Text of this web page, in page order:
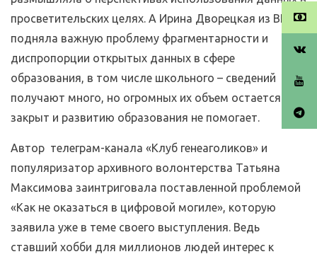
просветительских целях. А Ирина Дворецкая из ВШЭ
подняла важную проблему фрагментарности и
диспропорции открытых данных в сфере
образования, в том числе школьного – сведений
получают много, но огромных их объем остается
закрыт и развитию образования не помогает.
Автор телеграм-канала «Клуб генеаголиков» и
популяризатор архивного волонтерства Татьяна
Максимова заинтриговала поставленной проблемой
«Как не оказаться в цифровой могиле», которую
заявила уже в теме своего выступления. Ведь
ставший хобби для миллионов людей интерес к